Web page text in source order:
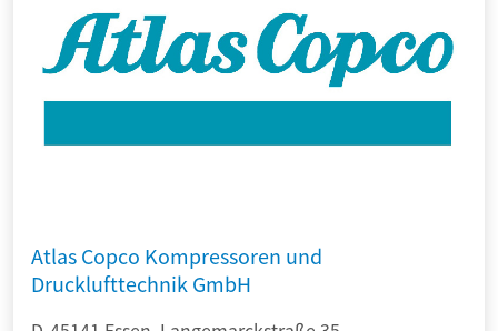
Atlas Copco Kompressoren und
Drucklufttechnik GmbH